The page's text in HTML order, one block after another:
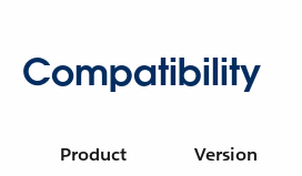
Compatibility
Product Version